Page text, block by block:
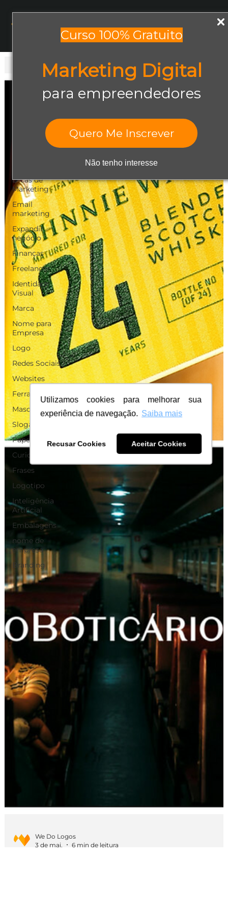
Curso 100% Gratuito
Marketing Digital
para empreendedores
Quero Me Inscrever
Não tenho interesse
Utilizamos cookies para melhorar sua
experiência de navegação. Saiba mais
Recusar Cookies Aceitar Cookies
Abrir negócio
Design Gráfico
Dicas de
Marketing
Email
marketing
Expandir
negócio
Finanças
Freelancer
Identidade
Visual
Marca
Nome para
Empresa
Logo
Redes Sociais
Websites
Ferramentas
Mascotes
Slogan
Papelaria
Curiosidades
Frases
Logotipo
Inteligência
Artificial
Embalagens
nome de
empresa
Branding
Todos os posts